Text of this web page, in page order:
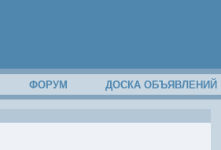
ФОРУМ ДОСКА ОБЪЯВЛЕНИЙ